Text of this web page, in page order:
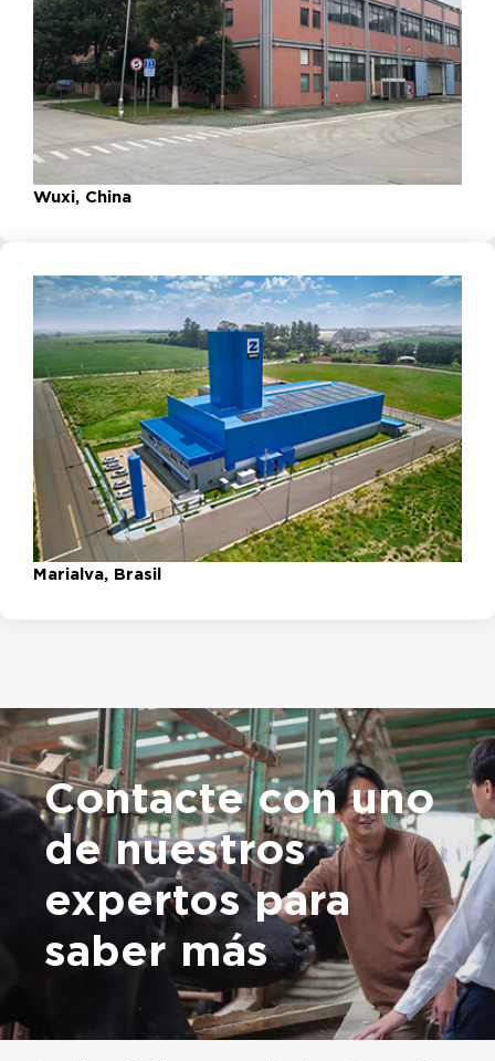
Wuxi, China
Marialva, Brasil
Contacte con uno
de nuestros
expertos para
saber más